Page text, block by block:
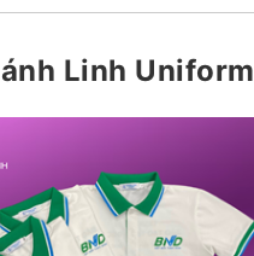
Linh Uniform